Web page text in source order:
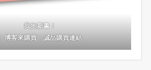
我的新書！
｜博客來購買｜誠品購買連結